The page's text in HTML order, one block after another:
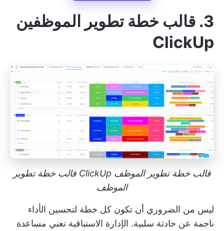
3. قالب خطة تطوير الموظفين
ClickUp
قالب خطة تطوير الموظف ClickUp قالب خطة تطوير
الموظف
ليس من الضروري أن تكون كل خطة لتحسين الأداء
ناجمة عن حادثة سلبية. الإدارة الاستباقية تعني مساعدة